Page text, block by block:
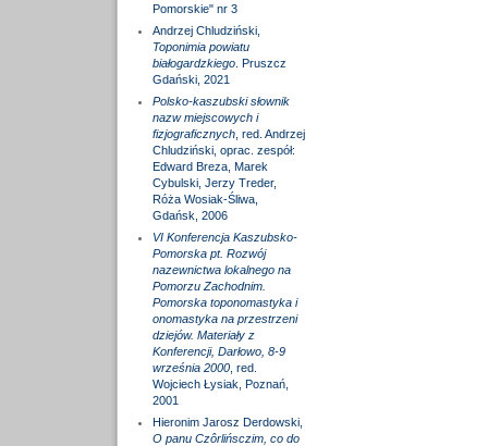
Pomorskie" nr 3
Andrzej Chludziński,
Toponimia powiatu
białogardzkiego. Pruszcz
Gdański, 2021
Polsko-kaszubski słownik
nazw miejscowych i
fizjograficznych, red. Andrzej
Chludziński, oprac. zespół:
Edward Breza, Marek
Cybulski, Jerzy Treder,
Róża Wosiak-Śliwa,
Gdańsk, 2006
VI Konferencja Kaszubsko-
Pomorska pt. Rozwój
nazewnictwa lokalnego na
Pomorzu Zachodnim.
Pomorska toponomastyka i
onomastyka na przestrzeni
dziejów. Materiały z
Konferencji, Darłowo, 8-9
września 2000, red.
Wojciech Łysiak, Poznań,
2001
Hieronim Jarosz Derdowski,
O panu Czôrlińsczim, co do